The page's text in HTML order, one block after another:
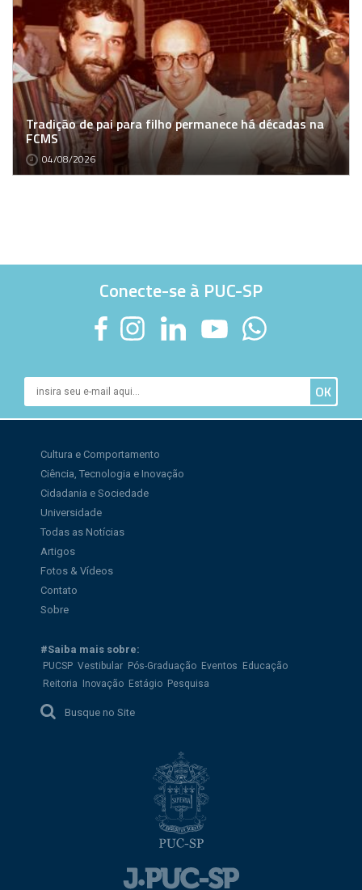
Tradição de pai para filho permanece há décadas na
FCMS
04/08/2026
Conecte-se à PUC-SP
Cultura e Comportamento
Ciência, Tecnologia e Inovação
Cidadania e Sociedade
Universidade
Todas as Notícias
Artigos
Fotos & Vídeos
Contato
Sobre
#Saiba mais sobre:
PUCSP Vestibular Pós-Graduação Eventos
Educação
Reitoria
Inovação Estágio Pesquisa
Busque no Site